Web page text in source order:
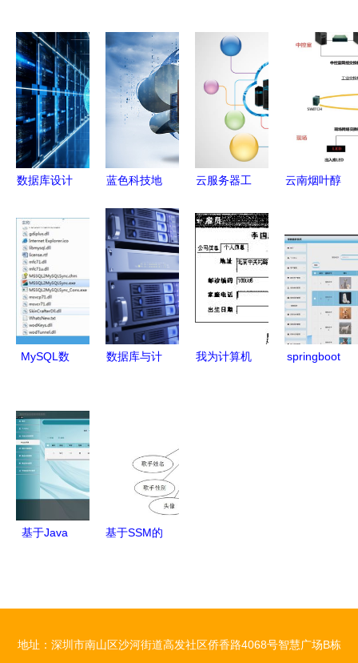
数据库设计
库及计算机
网络服务的
深度融合路
径
蓝色科技地
缝连接的数
据库及计算
机网络服务
体系
云服务器工
背景与关键
技能 数据
库与计算机
网络服务
云南烟叶醇
规划建设
数据库及计
算机网络服
务的关键支
撑
MySQL数
v2.2.1绿色
版高效指南
数据库与计
效与安全的
数据基础设
我为计算机
题）
springboot
基于Java
现
基于SSM的
地址：深圳市南山区沙河街道高发社区侨香路4068号智慧广场B栋